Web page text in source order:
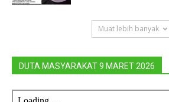
Muat lebih banyak
DUTA MASYARAKAT 9 MARET 2026